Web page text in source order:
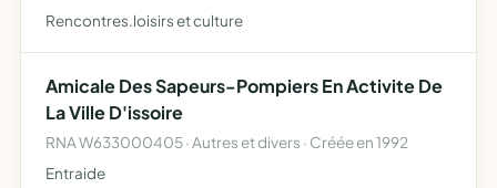
Rencontres.loisirs et culture
Amicale Des Sapeurs-Pompiers En Activite De
La Ville D'issoire
RNA W633000405 · Autres et divers · Créée en 1992
Entraide